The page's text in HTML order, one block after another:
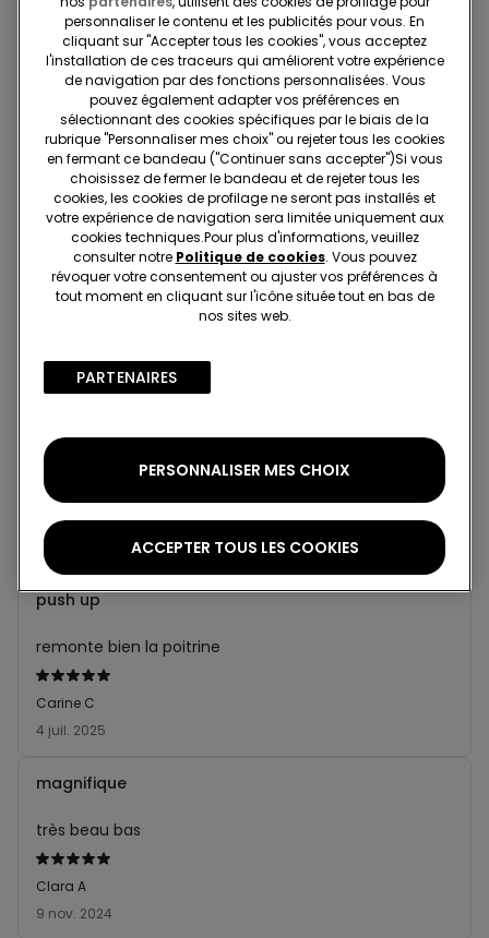
Livraisons et retours
Recherchez en boutique
Projet Be The Change : traçabilité
Standard à domicile
Membre du programme fidélité Tezenis Talent 2€
Pour toute commande supérieure à 55€ Livraison gratuite
3 à 5 jours ouvrables
Notes et avis
2 évaluations
sur 5 étoiles
Évalué
5sur 5
4 juil. 2025
Carine C
push up
remonte bien la poitrine
Évalué
5sur 5
9 nov. 2024
Clara A
magnifique
très beau bas
personnaliser le contenu et les publicités pour vous. En
cliquant sur "Accepter tous les cookies", vous acceptez
l'installation de ces traceurs qui améliorent votre expérience
de navigation par des fonctions personnalisées. Vous
pouvez également adapter vos préférences en
sélectionnant des cookies spécifiques par le biais de la
rubrique "Personnaliser mes choix" ou rejeter tous les cookies
en fermant ce bandeau ("Continuer sans accepter")​Si vous
choisissez de fermer le bandeau et de rejeter tous les
cookies, les cookies de profilage ne seront pas installés et
votre expérience de navigation sera limitée uniquement aux
cookies techniques.​Pour plus d'informations, veuillez
consulter notre Politique de cookies. Vous pouvez
révoquer votre consentement ou ajuster vos préférences à
tout moment en cliquant sur l'icône située tout en bas de
nos sites web.
PARTENAIRES​
PERSONNALISER MES CHOIX
ACCEPTER TOUS LES COOKIES